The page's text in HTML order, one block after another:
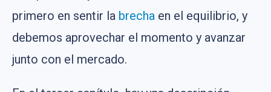
primero en sentir la brecha en el equilibrio, y
debemos aprovechar el momento y avanzar
junto con el mercado.